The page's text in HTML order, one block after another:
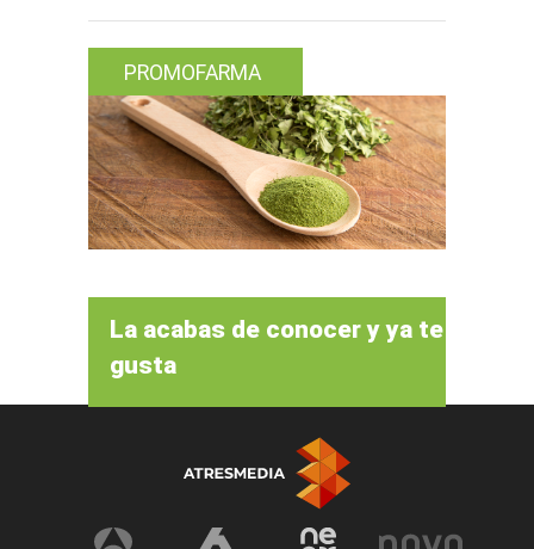
PROMOFARMA
La acabas de conocer y ya te
gusta